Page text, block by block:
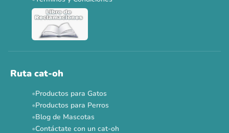
Ver todas las promos 🐾
Ruta cat-oh
Productos para Gatos
Productos para Perros
Blog de Mascotas
Contáctate con un cat-oh